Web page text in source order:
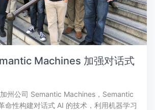
Machines 加强对话式
州公司 Semantic Machines，Semantic
命性构建对话式 AI 的技术，利用机器学习